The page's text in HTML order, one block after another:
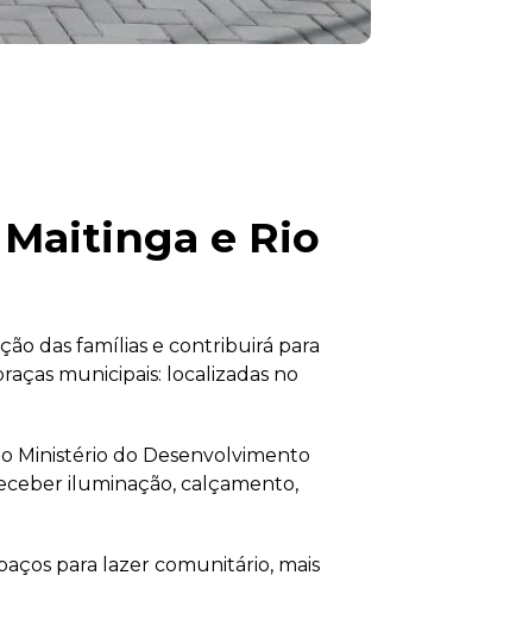
e Rio
das famílias e contribuirá para
municipais: localizadas no
Ministério do Desenvolvimento
iluminação, calçamento,
para lazer comunitário, mais